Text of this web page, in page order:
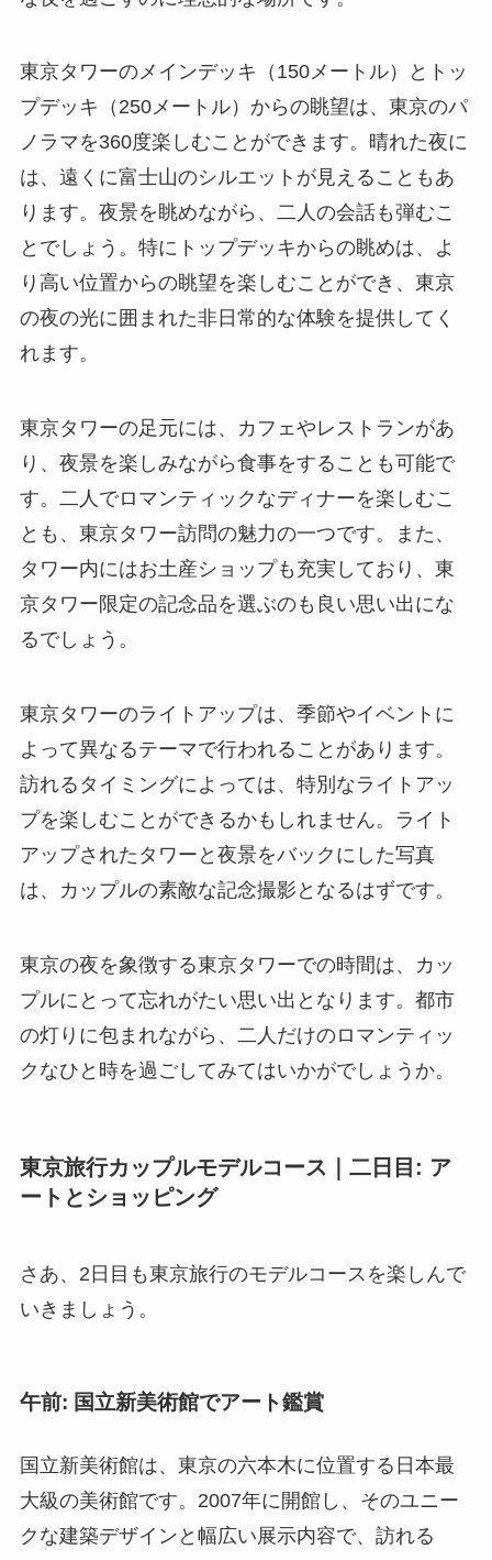
東京タワーのメインデッキ（150メートル）とトッ
プデッキ（250メートル）からの眺望は、東京のパ
ノラマを360度楽しむことができます。晴れた夜に
は、遠くに富士山のシルエットが見えることもあ
ります。夜景を眺めながら、二人の会話も弾むこ
とでしょう。特にトップデッキからの眺めは、よ
り高い位置からの眺望を楽しむことができ、東京
の夜の光に囲まれた非日常的な体験を提供してく
れます。
東京タワーの足元には、カフェやレストランがあ
り、夜景を楽しみながら食事をすることも可能で
す。二人でロマンティックなディナーを楽しむこ
とも、東京タワー訪問の魅力の一つです。また、
タワー内にはお土産ショップも充実しており、東
京タワー限定の記念品を選ぶのも良い思い出にな
るでしょう。
東京タワーのライトアップは、季節やイベントに
よって異なるテーマで行われることがあります。
訪れるタイミングによっては、特別なライトアッ
プを楽しむことができるかもしれません。ライト
アップされたタワーと夜景をバックにした写真
は、カップルの素敵な記念撮影となるはずです。
東京の夜を象徴する東京タワーでの時間は、カッ
プルにとって忘れがたい思い出となります。都市
の灯りに包まれながら、二人だけのロマンティッ
クなひと時を過ごしてみてはいかがでしょうか。
東京旅行カップルモデルコース｜二日目: ア
ートとショッピング
さあ、2日目も東京旅行のモデルコースを楽しんで
いきましょう。
午前: 国立新美術館でアート鑑賞
国立新美術館は、東京の六本木に位置する日本最
大級の美術館です。2007年に開館し、そのユニー
クな建築デザインと幅広い展示内容で、訪れる